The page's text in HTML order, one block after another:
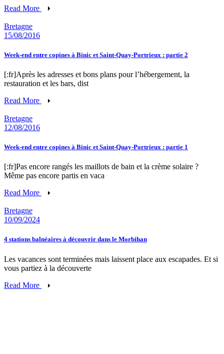
Read More
Bretagne
15/08/2016
Week-end entre copines à Binic et Saint-Quay-Portrieux : partie 2
[:fr]Après les adresses et bons plans pour l’hébergement, la
restauration et les bars, dist
Read More
Bretagne
12/08/2016
Week-end entre copines à Binic et Saint-Quay-Portrieux : partie 1
[:fr]Pas encore rangés les maillots de bain et la crème solaire ?
Même pas encore partis en vaca
Read More
Bretagne
10/09/2024
4 stations balnéaires à découvrir dans le Morbihan
Les vacances sont terminées mais laissent place aux escapades. Et si
vous partiez à la découverte
Read More